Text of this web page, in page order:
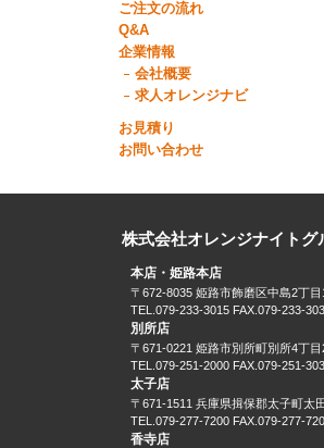
ご注文の流れ
Q&A
企業情報
会社概要
求人オレンジナビ
お見積り
お問い合わせ
株式会社オレンジナイトグ
本店・姫路本店
〒672-8035 姫路市飾磨区中島2丁目
TEL.079-233-3015 FAX.079-233-
別所店
〒671-0221 姫路市別所町別所4丁目
TEL.079-251-2000 FAX.079-251-
太子店
〒671-1511 兵庫県揖保郡太子町太
TEL.079-277-7200 FAX.079-277-
香寺店